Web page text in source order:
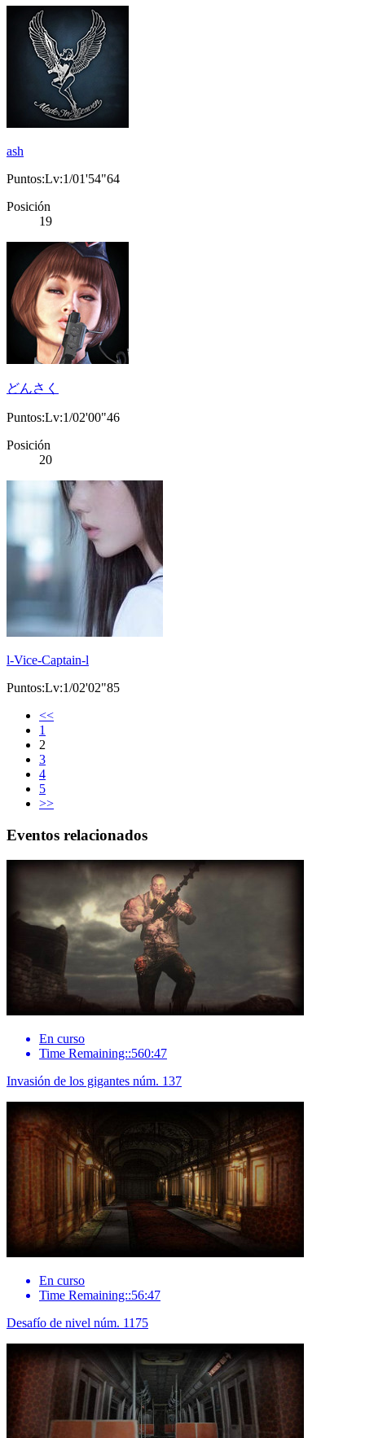
ash
Puntos:Lv:1/01'54"64
Posición
19
どんさく
Puntos:Lv:1/02'00"46
Posición
20
l-Vice-Captain-l
Puntos:Lv:1/02'02"85
<<
1
2
3
4
5
>>
Eventos relacionados
En curso
Time Remaining::560:47
Invasión de los gigantes núm. 137
En curso
Time Remaining::56:47
Desafío de nivel núm. 1175